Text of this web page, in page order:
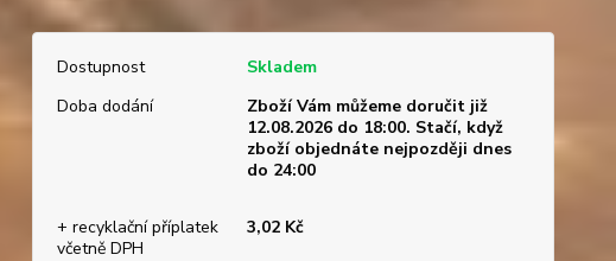
Dostupnost
Skladem
Doba dodání
Zboží Vám můžeme doručit již
12.08.2026 do 18:00. Stačí, když
zboží objednáte nejpozději dnes
do 24:00
+ recyklační příplatek
včetně DPH
3,02 Kč